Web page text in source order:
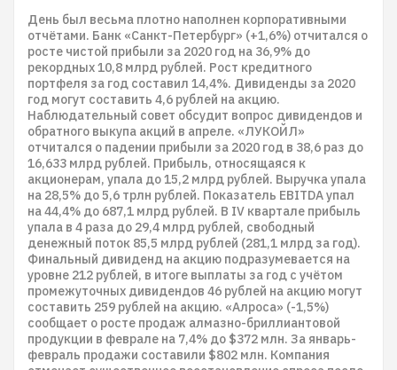
День был весьма плотно наполнен корпоративными
отчётами. Банк «Санкт-Петербург» (+1,6%) отчитался о
росте чистой прибыли за 2020 год на 36,9% до
рекордных 10,8 млрд рублей. Рост кредитного
портфеля за год составил 14,4%. Дивиденды за 2020
год могут составить 4,6 рублей на акцию.
Наблюдательный совет обсудит вопрос дивидендов и
обратного выкупа акций в апреле. «ЛУКОЙЛ»
отчитался о падении прибыли за 2020 год в 38,6 раз до
16,633 млрд рублей. Прибыль, относящаяся к
акционерам, упала до 15,2 млрд рублей. Выручка упала
на 28,5% до 5,6 трлн рублей. Показатель EBITDA упал
на 44,4% до 687,1 млрд рублей. В IV квартале прибыль
упала в 4 раза до 29,4 млрд рублей, свободный
денежный поток 85,5 млрд рублей (281,1 млрд за год).
Финальный дивиденд на акцию подразумевается на
уровне 212 рублей, в итоге выплаты за год с учётом
промежуточных дивидендов 46 рублей на акцию могут
составить 259 рублей на акцию. «Алроса» (-1,5%)
сообщает о росте продаж алмазно-бриллиантовой
продукции в феврале на 7,4% до $372 млн. За январь-
февраль продажи составили $802 млн. Компания